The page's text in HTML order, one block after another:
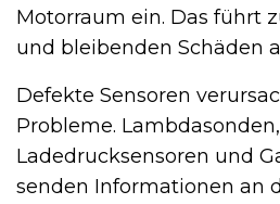
Motorraum ein. Das führt
und bleibenden Schäden
Defekte Sensoren
Probleme. Lambdasonden,
Ladedrucksensoren und
senden Informationen an